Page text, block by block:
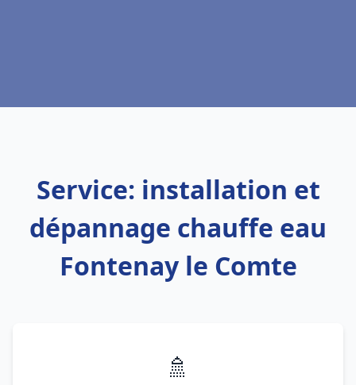
Service: installation et
dépannage chauffe eau
Fontenay le Comte
🚿